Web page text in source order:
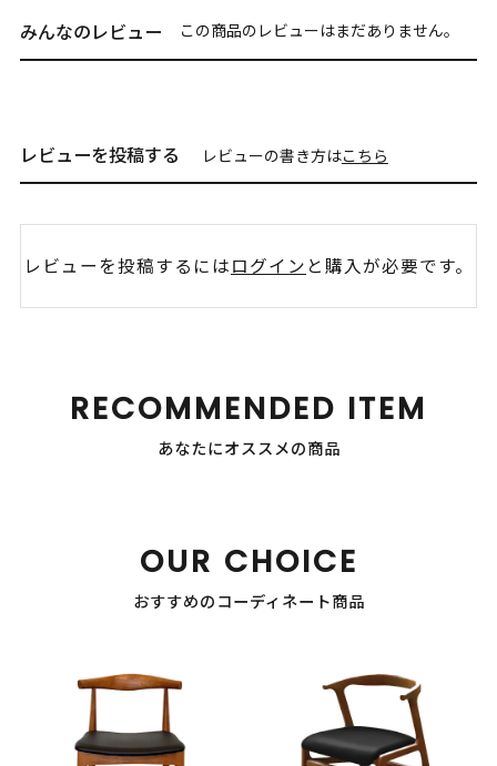
みんなのレビュー この商品のレビューはまだありません。
レビューを投稿する レビューの書き方はこちら
レビューを投稿するにはログイン と購入が必要です。
RECOMMENDED ITEM
あなたにオススメの商品
OUR CHOICE
おすすめのコーディネート商品